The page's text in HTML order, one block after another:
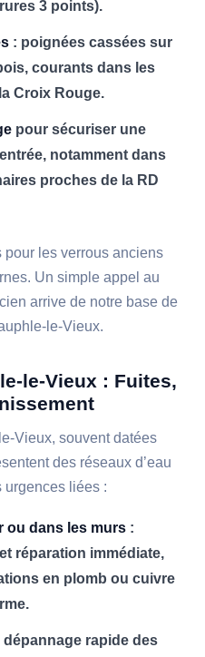
3 points).
: poignées cassées sur
courants dans les
Croix Rouge.
pour sécuriser une
notamment dans
proches de la RD
pour les verrous anciens
Un simple appel au
arrive de notre base de
le-Vieux.
le-Vieux : Fuites,
Vieux, souvent datées
des réseaux d’eau
urgences liées :
ou dans les murs :
réparation immédiate,
en plomb ou cuivre
dépannage rapide des